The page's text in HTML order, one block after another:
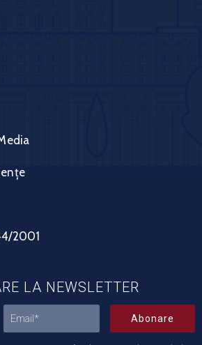
2001
LA NEWSLETTER
Abonare